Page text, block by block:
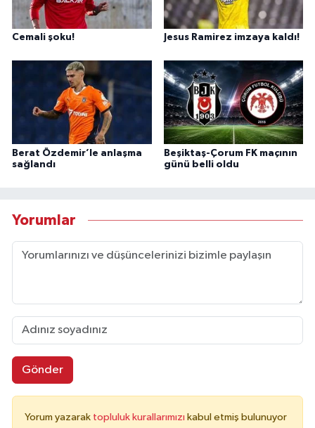
Cemali şoku! Jesus Ramirez imzaya kaldı!
Berat Özdemir’le anlaşma
sağlandı
Beşiktaş-Çorum FK maçının
günü belli oldu
Yorumlar
Gönder
Yorum yazarak topluluk kurallarımızı kabul etmiş bulunuyor